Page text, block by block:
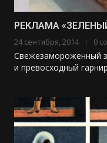
РЕКЛАМА
24 сентября, 2014 0
Свежезамороженный
и превосходный